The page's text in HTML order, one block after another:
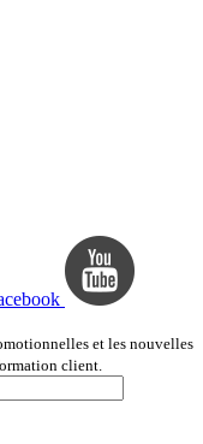
et les nouvelles
client.